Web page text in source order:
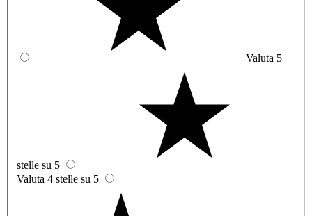
Valuta 5
stelle su 5
Valuta 4 stelle su 5